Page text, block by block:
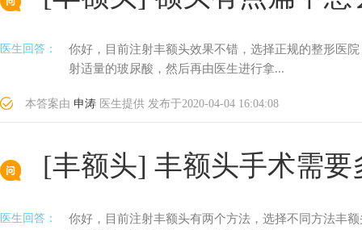
医生回答：
你好，目前注射丰额头效果不错，选择正规的整形医
射适量的玻尿酸，然后再由医生进行拿...
本答案由 申涛 医生提供 发布于2020-04-04 16:04:08
[丰额头] 丰额头手术需要
医生回答：
你好，目前注射丰额头有两个方法，选择不同方法丰